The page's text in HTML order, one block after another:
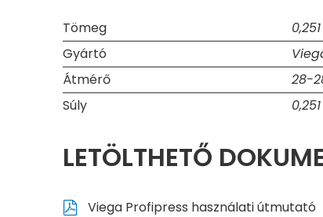
Tömeg
Gyártó
Átmérő
28-
Súly
LETÖLTHETŐ
Viega Profipress használati útmutató